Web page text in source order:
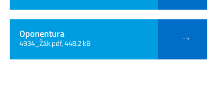
Oponentura
4934_Žák.pdf, 448.2 kB